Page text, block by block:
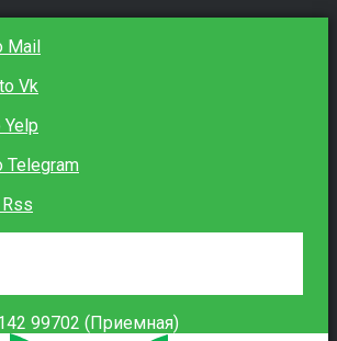
Mail
Vk
Yelp
Telegram
99702 (Приемная)